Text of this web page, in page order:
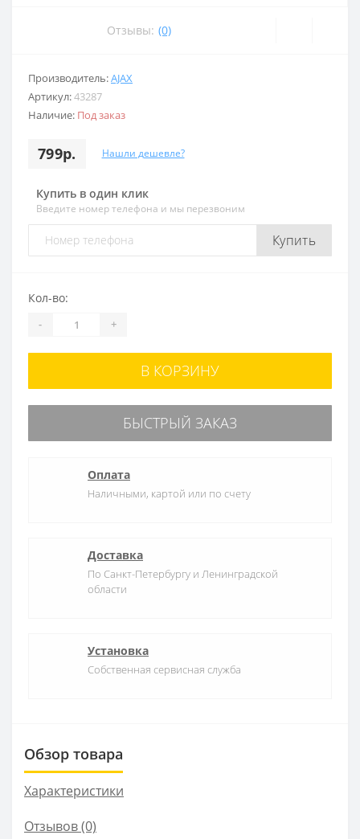
Отзывы: (0)
Производитель:AJAX
Артикул:43287
Наличие: Под заказ
799р. Нашли дешевле?
Купить в один клик
Введите номер телефона и мы перезвоним
Купить
Кол-во:
- +
В КОРЗИНУ
БЫСТРЫЙ ЗАКАЗ
Оплата
Наличными, картой или по счету
Доставка
По Санкт-Петербургу и Ленинградской
области
Установка
Собственная сервисная служба
Обзор товара
Характеристики
Отзывов (0)